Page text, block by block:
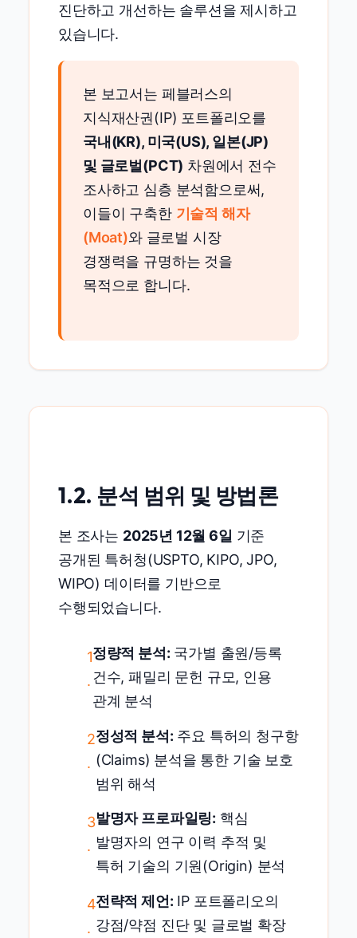
진단하고 개선하는 솔루션을 제시하고
있습니다.
본 보고서는 페블러스의
지식재산권(IP) 포트폴리오를
국내(KR), 미국(US), 일본(JP)
및 글로벌(PCT) 차원에서 전수
조사하고 심층 분석함으로써,
이들이 구축한 기술적 해자
(Moat)와 글로벌 시장
경쟁력을 규명하는 것을
목적으로 합니다.
1.2. 분석 범위 및 방법론
본 조사는 2025년 12월 6일 기준
공개된 특허청(USPTO, KIPO, JPO,
WIPO) 데이터를 기반으로
수행되었습니다.
1
.
정량적 분석: 국가별 출원/등록
건수, 패밀리 문헌 규모, 인용
관계 분석
2
.
정성적 분석: 주요 특허의 청구항
(Claims) 분석을 통한 기술 보호
범위 해석
3
.
발명자 프로파일링: 핵심
발명자의 연구 이력 추적 및
특허 기술의 기원(Origin) 분석
4
.
전략적 제언: IP 포트폴리오의
강점/약점 진단 및 글로벌 확장